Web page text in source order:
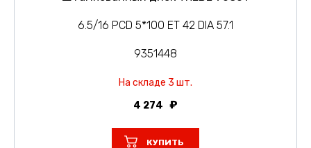
6.5/16 PCD 5*100 ET 42 DIA 57.1
9351448
На складе 3 шт.
4 274
КУПИТЬ